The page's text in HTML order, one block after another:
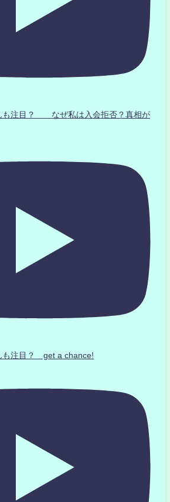
も注目？ なぜ私は入会拒否？真相が
も注目？ get a chance!